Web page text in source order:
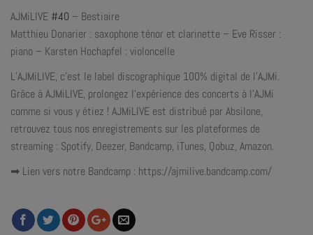
AJMiLIVE #40 – Bestiaire
Matthieu Donarier : saxophone ténor et clarinette – Eve Risser :
piano – Karsten Hochapfel : violoncelle
L’AJMiLIVE, c’est le label discographique 100% digital de l’AJMi.
Grâce à AJMiLIVE, prolongez l’expérience des concerts à l’AJMi
comme si vous y étiez ! AJMiLIVE est distribué par Absilone,
retrouvez tous nos enregistrements sur les plateformes de
streaming : Spotify, Deezer, Bandcamp, iTunes, Qobuz, Amazon.
➡ Lien vers notre Bandcamp : https://ajmilive.bandcamp.com/